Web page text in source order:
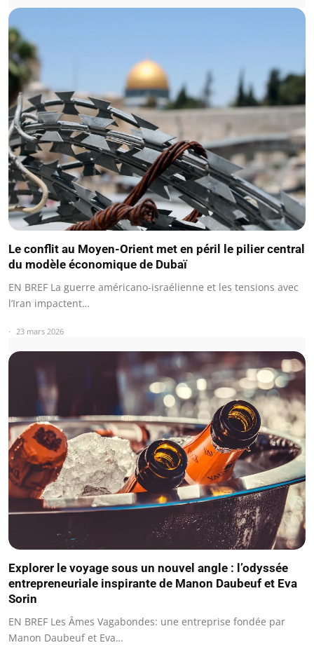
Le conflit au Moyen-Orient met en péril le pilier central
du modèle économique de Dubaï
EN BREF La guerre américano-israélienne et les tensions avec
l’Iran impactent…
23 mars 2026
Explorer le voyage sous un nouvel angle : l’odyssée
entrepreneuriale inspirante de Manon Daubeuf et Eva
Sorin
EN BREF Les Âmes Vagabondes: une entreprise fondée par
Manon Daubeuf et Eva…